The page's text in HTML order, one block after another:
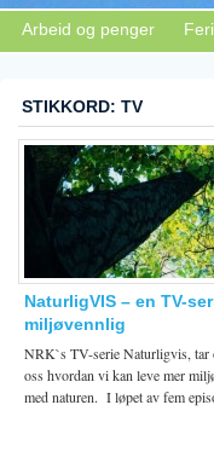
Arbeid og penger
STIKKORD: TV
NaturligVIS – en TV-
miljøvennlig
NRK`s TV-serie Naturligvis, tar
oss hvordan vi kan leve mer
med naturen. I løpet av fem